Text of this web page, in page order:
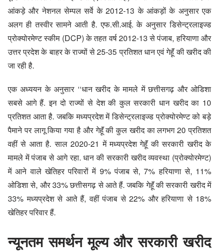
आंकड़े और नेशनल सेम्पल सर्वे के 2012-13 के आंकड़ों के अनुसार एक
अलग ही तस्वीर सामने आती है. एफ.सी.आई. के अनुसार डिसेन्ट्रलाइज्ड
प्रोक्योरमेण्ट स्कीम (DCP) के तहत वर्ष 2012-13 से पंजाब, हरियाणा और
उत्तर प्रदेश के बाहर के राज्यों से 25-35 प्रतिशत धान एवं गेहॅूं की खरीद की
जा रही है.
एक अध्ययन के अनुसार ‘‘धान खरीद के मामले में छत्तीसगढ़ और ओडिशा
सबसे आगे हैं. इन दो राज्यों से देश की कुल सरकारी धान खरीद का 10
प्रतिशत आता है. जबकि मध्यप्रदेश में डिसेन्ट्रलाइज्ड प्रोक्योरमेण्ट को बड़े
पैमाने पर लागू किया गया है और गेहॅूं की कुल खरीद का लगभग 20 प्रतिशत
वहीं से आता है. साल 2020-21 में मध्यप्रदेश गेहॅूं की सरकारी खरीद के
मामले में पंजाब से आगे रहा.धान की सरकारी खरीद व्यवस्था (प्रोक्योरमेण्ट)
में आने वाले खेतिहर परिवारों में 9% पंजाब से, 7% हरियाणा से, 11%
ओडिशा से, और 33% छत्तीसगढ़ से आते हैं. जबकि गेहॅूं की सरकारी खरीद में
33% मध्यप्रदेश से आते हैं, वहीं पंजाब से 22% और हरियाणा से 18%
खेतिहर परिवार हैं.
न्यूनतम समर्थन मूल्य और सरकारी खरीद